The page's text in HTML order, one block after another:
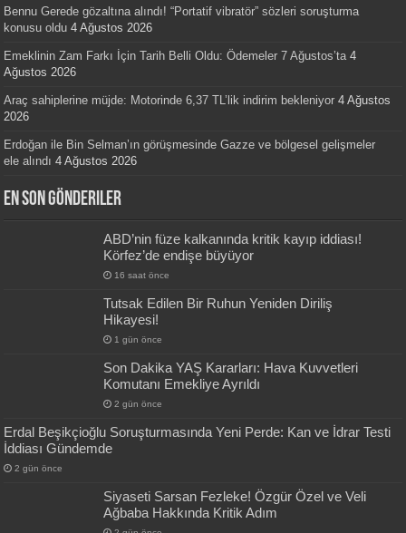
Bennu Gerede gözaltına alındı! “Portatif vibratör” sözleri soruşturma
konusu oldu 4 Ağustos 2026
Emeklinin Zam Farkı İçin Tarih Belli Oldu: Ödemeler 7 Ağustos’ta 4
Ağustos 2026
Araç sahiplerine müjde: Motorinde 6,37 TL’lik indirim bekleniyor 4 Ağustos
2026
Erdoğan ile Bin Selman’ın görüşmesinde Gazze ve bölgesel gelişmeler
ele alındı 4 Ağustos 2026
En Son Gönderiler
ABD’nin füze kalkanında kritik kayıp iddiası!
Körfez’de endişe büyüyor
16 saat önce
Tutsak Edilen Bir Ruhun Yeniden Diriliş
Hikayesi!
1 gün önce
Son Dakika YAŞ Kararları: Hava Kuvvetleri
Komutanı Emekliye Ayrıldı
2 gün önce
Erdal Beşikçioğlu Soruşturmasında Yeni Perde: Kan ve İdrar Testi
İddiası Gündemde
2 gün önce
Siyaseti Sarsan Fezleke! Özgür Özel ve Veli
Ağbaba Hakkında Kritik Adım